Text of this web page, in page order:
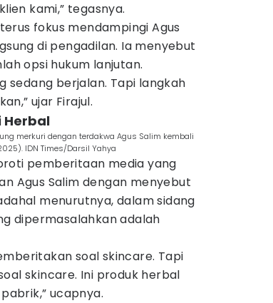
kami,” tegasnya.
fokus mendampingi Agus
di pengadilan. Ia menyebut
opsi hukum lanjutan.
sedang berjalan. Tapi langkah
ujar Firajul.
Herbal
merkuri dengan terdakwa Agus Salim kembali
IDN Times/Darsil Yahya
pemberitaan media yang
Agus Salim dengan menyebut
menurutnya, dalam sidang
dipermasalahkan adalah
soal skincare. Tapi
skincare. Ini produk herbal
ucapnya.